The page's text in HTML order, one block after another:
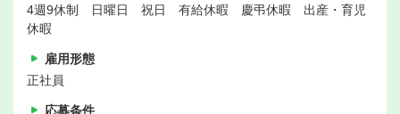
4週9休制 日曜日 祝日 有給休暇 慶弔休暇 出産・育児
休暇
雇用形態
正社員
応募条件